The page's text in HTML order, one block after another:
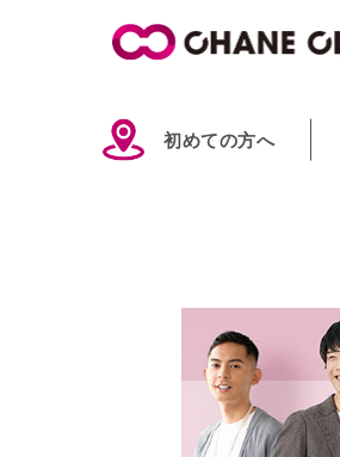
初めての方へ